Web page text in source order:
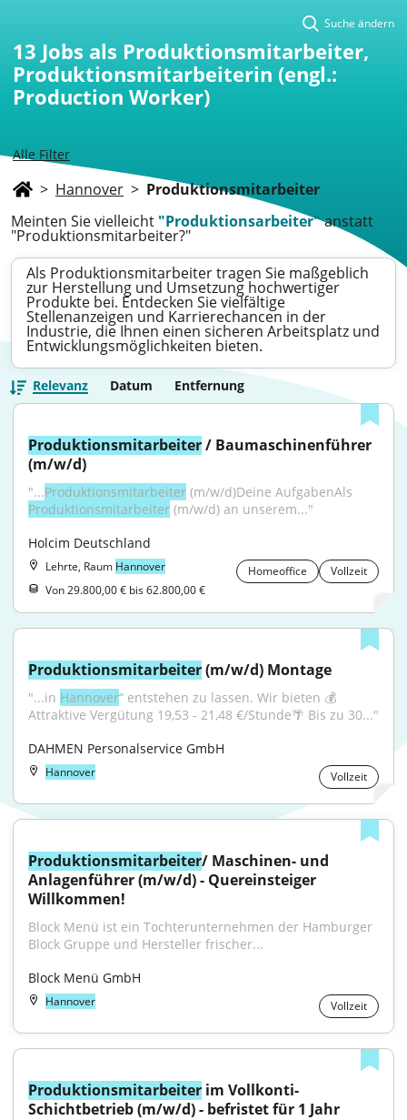
Alle Filter
Suche ändern
13 Jobs als Produktionsmitarbeiter,
Produktionsmitarbeiterin (engl.:
Production Worker)
> Hannover > Produktionsmitarbeiter
Meinten Sie vielleicht "Produktionsarbeiter"anstatt
"Produktionsmitarbeiter?"
Als Produktionsmitarbeiter tragen Sie maßgeblich
zur Herstellung und Umsetzung hochwertiger
Produkte bei. Entdecken Sie vielfältige
Stellenanzeigen und Karrierechancen in der
Industrie, die Ihnen einen sicheren Arbeitsplatz und
Entwicklungsmöglichkeiten bieten.
Relevanz Datum Entfernung
Produktionsmitarbeiter / Baumaschinenführer
(m/w/d)
"...Produktionsmitarbeiter
Produktionsmitarbeiter (m/w/d) an unserem..."
Holcim Deutschland
Lehrte, Raum Hannover Homeoffice
Vollzeit
Von 29.800,00 € bis 62.800,00 €
Produktionsmitarbeiter (m/w/d) Montage
"...in Hannover“ entstehen zu lassen. Wir bieten 💰
Attraktive Vergütung 19,53 - 21,48 €/Stunde🌴 Bis zu 30..."
DAHMEN Personalservice GmbH
Hannover Vollzeit
Produktionsmitarbeiter/ Maschinen- und
Anlagenführer (m/w/d) - Quereinsteiger
Willkommen!
Block Menü ist ein Tochterunternehmen der Hamburger
Block Gruppe und Hersteller frischer...
Block Menü GmbH
Hannover Vollzeit
Produktionsmitarbeiter im Vollkonti-
Schichtbetrieb (m/w/d) - befristet für 1 Jahr